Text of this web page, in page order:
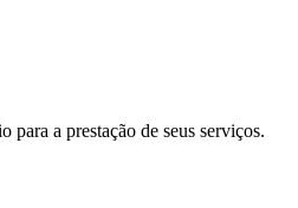
para a prestação de seus serviços.